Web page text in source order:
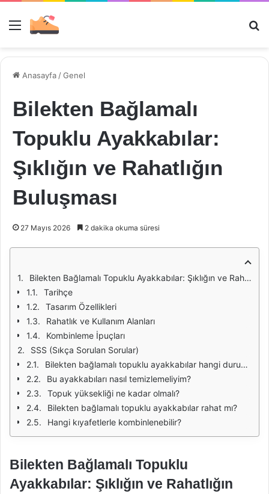
Menü
Anasayfa /Genel
Bilekten Bağlamalı
Topuklu Ayakkabılar:
Şıklığın ve Rahatlığın
Buluşması
27 Mayıs 2026 2 dakika okuma süresi
Bilekten Bağlamalı Topuklu Ayakkabılar: Şıklığın ve Rahatlığın Buluşması
Tarihçe
Tasarım Özellikleri
Rahatlık ve Kullanım Alanları
Kombinleme İpuçları
SSS (Sıkça Sorulan Sorular)
Bilekten bağlamalı topuklu ayakkabılar hangi durumlarda tercih edilmelidir?
Bu ayakkabıları nasıl temizlemeliyim?
Topuk yüksekliği ne kadar olmalı?
Bilekten bağlamalı topuklu ayakkabılar rahat mı?
Hangi kıyafetlerle kombinlenebilir?
Bilekten Bağlamalı Topuklu
Ayakkabılar: Şıklığın ve Rahatlığın